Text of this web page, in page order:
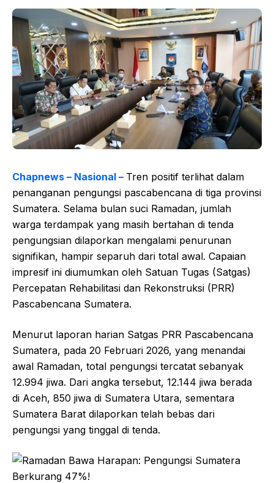
Chapnews – Nasional – Tren positif terlihat dalam
penanganan pengungsi pascabencana di tiga provinsi
Sumatera. Selama bulan suci Ramadan, jumlah
warga terdampak yang masih bertahan di tenda
pengungsian dilaporkan mengalami penurunan
signifikan, hampir separuh dari total awal. Capaian
impresif ini diumumkan oleh Satuan Tugas (Satgas)
Percepatan Rehabilitasi dan Rekonstruksi (PRR)
Pascabencana Sumatera.
Menurut laporan harian Satgas PRR Pascabencana
Sumatera, pada 20 Februari 2026, yang menandai
awal Ramadan, total pengungsi tercatat sebanyak
12.994 jiwa. Dari angka tersebut, 12.144 jiwa berada
di Aceh, 850 jiwa di Sumatera Utara, sementara
Sumatera Barat dilaporkan telah bebas dari
pengungsi yang tinggal di tenda.